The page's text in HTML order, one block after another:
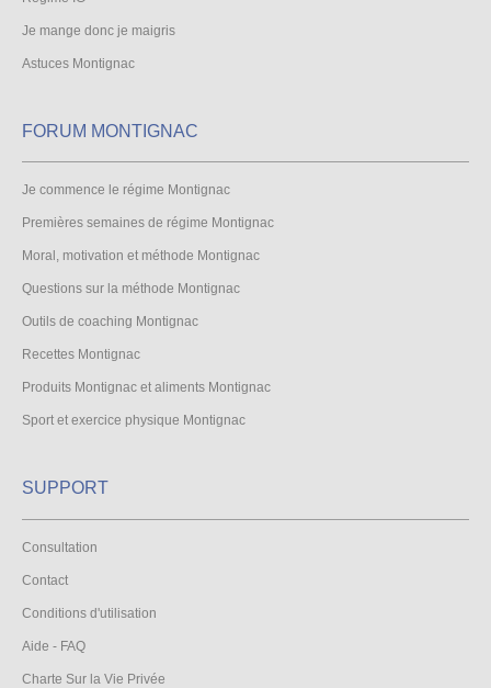
Je mange donc je maigris
Astuces Montignac
FORUM MONTIGNAC
Je commence le régime Montignac
Premières semaines de régime Montignac
Moral, motivation et méthode Montignac
Questions sur la méthode Montignac
Outils de coaching Montignac
Recettes Montignac
Produits Montignac et aliments Montignac
Sport et exercice physique Montignac
SUPPORT
Consultation
Contact
Conditions d'utilisation
Aide - FAQ
Charte Sur la Vie Privée